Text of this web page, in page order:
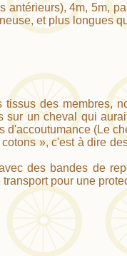
antérieurs), 4m, 5m,
et plus longues
des membres,
sur un cheval qui
d'accoutumance (Le
», c'est à dire
des bandes de
pour une